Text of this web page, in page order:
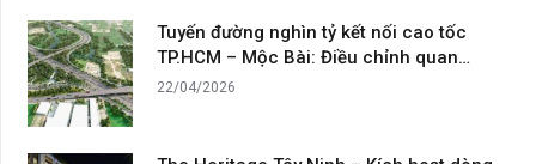
Tuyến đường nghìn tỷ kết nối cao tốc
TP.HCM – Mộc Bài: Điều chỉnh quan…
22/04/2026